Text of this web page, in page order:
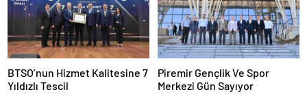
BTSO’nun Hizmet Kalitesine 7
Yıldızlı Tescil
Piremir Gençlik Ve Spor
Merkezi Gün Sayıyor